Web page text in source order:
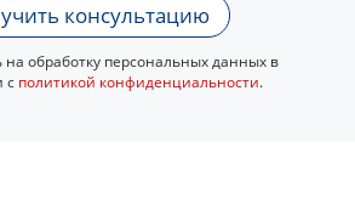
консультацию
обработку персональных данных в
с политикой конфиденциальности.